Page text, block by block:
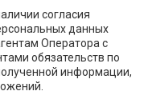
согласия
данных
Оператора с
обязательств по
информации,